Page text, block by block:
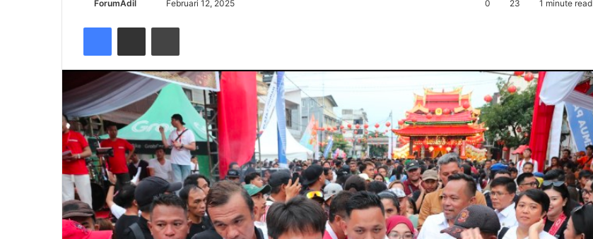
ForumAdil Februari 12, 2025 0 23 1 minute read
FacebookShare via Email Cetak